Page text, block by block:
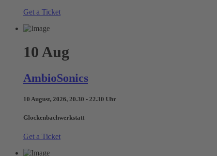
Get a Ticket
10 Aug
AmbioSonics
10 August, 2026, 20.30 - 22.30 Uhr
Glockenbachwerkstatt
Get a Ticket